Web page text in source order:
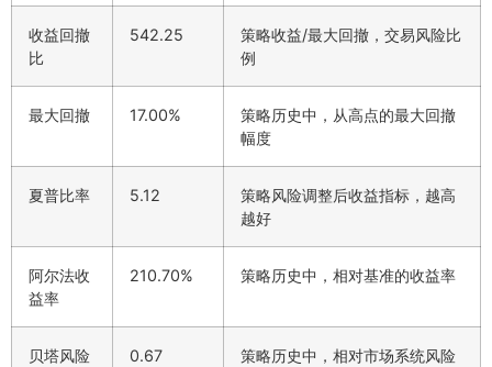
收益回撤
比
542.25
策略收益/最大回撤，交易风险比
例
最大回撤 17.00%
策略历史中，从高点的最大回撤
幅度
夏普比率 5.12
策略风险调整后收益指标，越高
越好
阿尔法收
益率
210.70% 策略历史中，相对基准的收益率
贝塔风险
0.67
策略历史中，相对市场系统风险